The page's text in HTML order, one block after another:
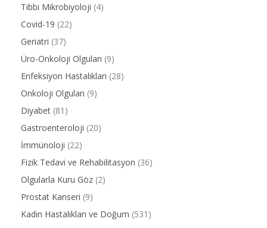
Tıbbi Mikrobiyoloji (4)
Covid-19 (22)
Geriatri (37)
Üro-Onkoloji Olguları (9)
Enfeksiyon Hastalıkları (28)
Onkoloji Olguları (9)
Diyabet (81)
Gastroenteroloji (20)
İmmünoloji (22)
Fizik Tedavi ve Rehabilitasyon (36)
Olgularla Kuru Göz (2)
Prostat Kanseri (9)
Kadın Hastalıkları ve Doğum (531)